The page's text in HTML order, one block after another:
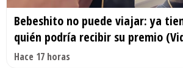
Bebeshito no puede viajar: ya
quién podría recibir su premio
Hace 17 horas